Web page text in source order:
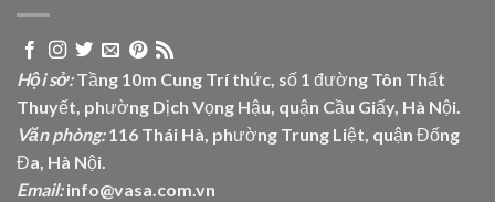
Hội sở:Tầng 10m Cung Trí thức, số 1 đường Tôn Thất
Thuyết, phường Dịch Vọng Hậu, quận Cầu Giấy, Hà Nội.
Văn phòng:116 Thái Hà, phường Trung Liệt, quận Đống
Đa, Hà Nội.
Email:info@vasa.com.vn